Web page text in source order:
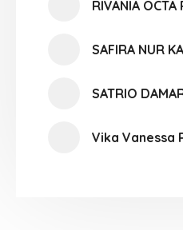
RIVANIA OCTA
SAFIRA NUR
SATRIO
Vika Vanessa